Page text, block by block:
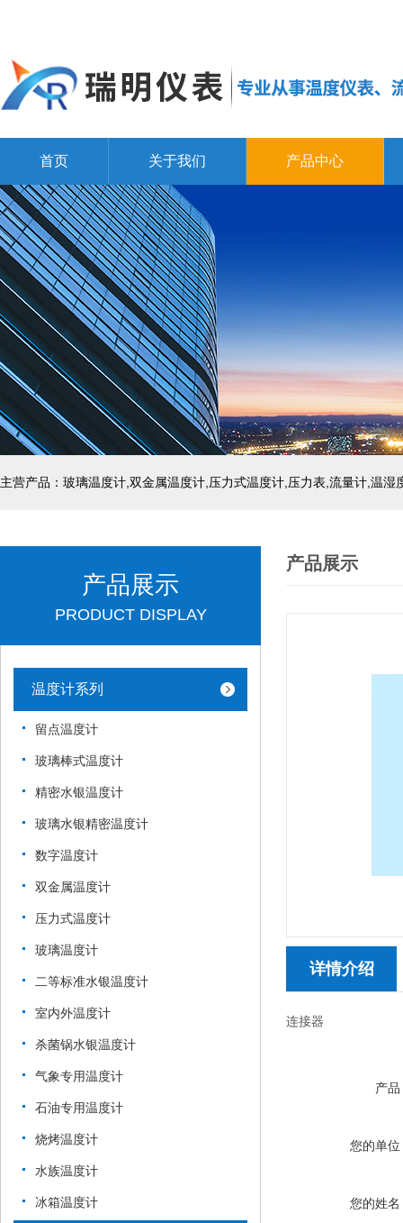
首页 关于我们 产品中心
产品展示
PRODUCT DISPLAY
温度计系列
留点温度计
玻璃棒式温度计
精密水银温度计
玻璃水银精密温度计
数字温度计
双金属温度计
压力式温度计
玻璃温度计
二等标准水银温度计
室内外温度计
杀菌锅水银温度计
气象专用温度计
石油专用温度计
烧烤温度计
水族温度计
冰箱温度计
产品展示
详情介绍
连接器
产品
您的单位
您的姓名